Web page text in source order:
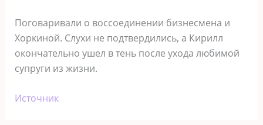
Поговаривали о воссоединении бизнесмена и
Хоркиной. Слухи не подтвердились, а Кирилл
окончательно ушел в тень после ухода любимой
супруги из жизни.
Источник